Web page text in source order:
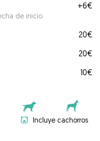
de inicio.
+6€
20€
20€
10€
Incluye cachorros